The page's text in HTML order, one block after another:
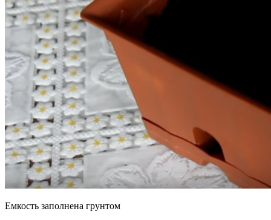
Емкость заполнена грунтом